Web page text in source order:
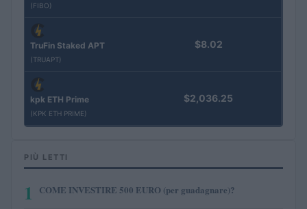
(FIBO)
TruFin Staked APT
(TRUAPT)
$8.02
kpk ETH Prime
(KPK ETH PRIME)
$2,036.25
PIÙ LETTI
1 COME INVESTIRE 500 EURO (per guadagnare)?